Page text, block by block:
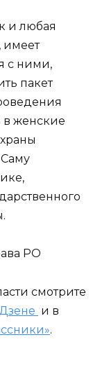
и любая
имеет
с ними,
пакет
женские
РО
смотрите
Дзене и в
.